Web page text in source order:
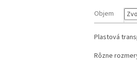
Objem
Plastová
Rôzne